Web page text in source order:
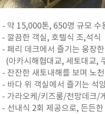
- 약 15,000톤, 650명 규모 수
- 깔끔한 객실, 호텔식 조,석식
- 페리 데크에서 즐기는 웅장
(아카시해협대교, 세토대교,
- 잔잔한 새토내해를 보며 노
- 바다 위 객실에서 즐기는 석
- 가라오케/키즈룸/전망데크/
- 선내식 2회 제공으로, 든든한